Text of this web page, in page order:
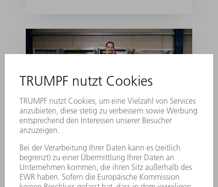
TRUMPF Kunde mit
Herz: Feldöfen für die